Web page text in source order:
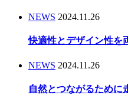
NEWS 2024.11.26
快適性とデザイン性を
NEWS 2024.11.26
自然とつながるため